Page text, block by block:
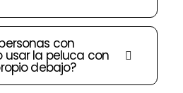
con
usar la peluca con
debajo?